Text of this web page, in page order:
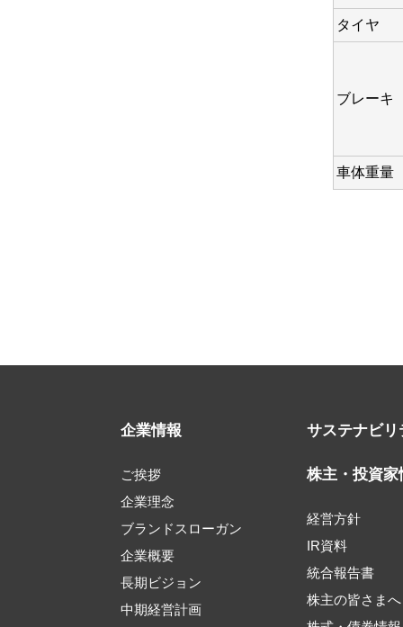
タイヤ
ブレーキ
車体重量
企業情報
ご挨拶
企業理念
ブランドスローガン
企業概要
長期ビジョン
中期経営計画
サステナビリ
株主・投資家
経営方針
IR資料
統合報告書
株主の皆さまへ